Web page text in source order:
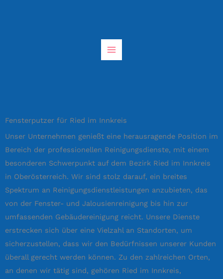
Fensterputzer für Ried im Innkreis
Unser Unternehmen genießt eine herausragende Position im
Bereich der professionellen Reinigungsdienste, mit einem
besonderen Schwerpunkt auf dem Bezirk Ried im Innkreis
in Oberösterreich. Wir sind stolz darauf, ein breites
Spektrum an Reinigungsdienstleistungen anzubieten, das
von der Fenster- und Jalousienreinigung bis hin zur
umfassenden Gebäudereinigung reicht. Unsere Dienste
erstrecken sich über eine Vielzahl an Standorten, um
sicherzustellen, dass wir den Bedürfnissen unserer Kunden
überall gerecht werden können. Zu den zahlreichen Orten,
an denen wir tätig sind, gehören Ried im Innkreis,